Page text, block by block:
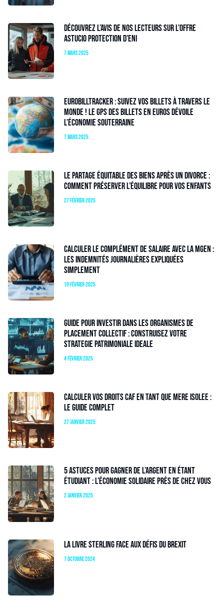
Découvrez l’avis de nos lecteurs sur l’offre
Astucio Protection d’Eni
7 mars 2025
EuroBillTracker : Suivez vos billets à travers le
monde ! Le GPS des billets en euros dévoile
l’économie souterraine
7 mars 2025
Le partage équitable des biens après un divorce :
comment préserver l’équilibre pour vos enfants
27 février 2025
Calculer le complément de salaire avec la MGEN :
les indemnités journalières expliquées
simplement
10 février 2025
Guide pour investir dans les Organismes de
Placement Collectif : construisez votre
strategie patrimoniale ideale
4 février 2025
Calculer vos droits CAF en tant que mere isolee :
le guide complet
27 janvier 2025
5 astuces pour gagner de l’argent en étant
étudiant : l’économie solidaire près de chez vous
2 janvier 2025
La livre sterling face aux défis du Brexit
7 octobre 2024